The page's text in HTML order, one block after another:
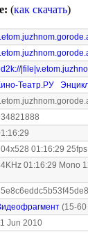
(как скачать)
Театр.РУ
01:16:29
01:16:29 Mono
(15-60
Jun 2010